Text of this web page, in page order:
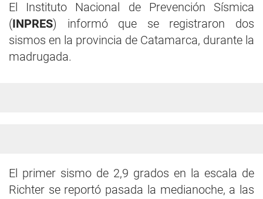
El Instituto Nacional de Prevención Sísmica
(INPRES) informó que se registraron dos
sismos en la provincia de Catamarca, durante la
madrugada.
El primer sismo de 2,9 grados en la escala de
Richter se reportó pasada la medianoche, a las